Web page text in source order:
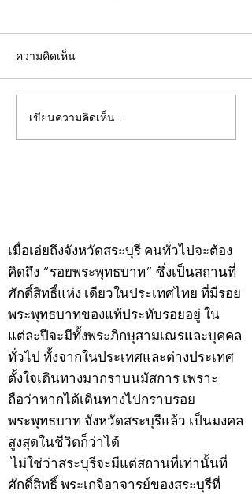
คอลัมน์"จับชีพจรวงการ
พระ"ประจำพุธที่ 29
ความคิดเห็น
เขียนความคิดเห็น…
เมื่อเอ่ยถึงจังหวัดสระบุรี คนทั่วไปจะต้อง
คิดถึง “รอยพระพุทธบาท” ซึ่งเป็นสถานที่
ศักดิ์สิทธิ์แห่ง เดียวในประเทศไทย ที่มีรอย
พระพุทธบาทของแท้ประทับรอยอยู่ ใน
แต่ละปีจะมีทั้งพระภิกษุสามเณรและบุคคล
ทั่วไป ทั้งจากในประเทศและต่างประเทศ
ตั้งใจเดินทางมากราบนมัสการ เพราะ
ถือว่าหากได้เดินทางไปกราบรอย
พระพุทธบาท จังหวัดสระบุรีแล้ว เป็นมงคล
สูงสุดในชีวิตก็ว่าได้
ไม่ใช่ว่าสระบุรีจะมีแต่สถานที่เท่านั้นที่
ศักดิ์สิทธิ์ พระเกจิอาจารย์ของสระบุรีที่